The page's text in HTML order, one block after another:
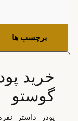
برچسب ها
خرید
گوستو
پودر داستر